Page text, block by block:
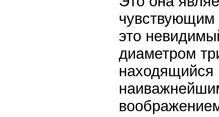
это
диаметром
находящийся